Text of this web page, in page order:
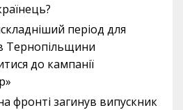
період для
Тернопільщини
до кампанії
фронті загинув випускник